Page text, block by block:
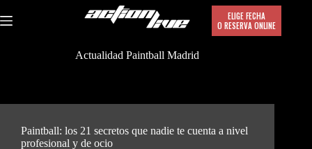
al
ELIGE FECHA
O RESERVA ONLINE
Actualidad Paintball Madrid
Paintball: los 21 secretos que nadie te cuenta a nivel
profesional y de ocio